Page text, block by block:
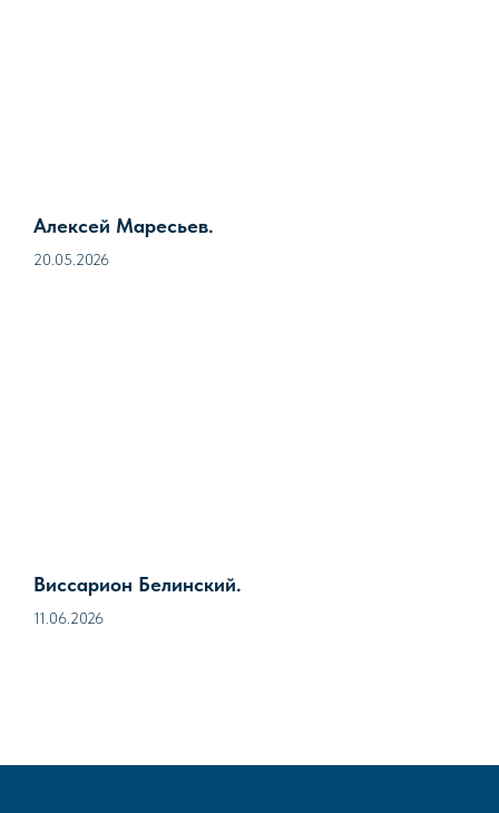
Алексей Маресьев.
20.05.2026
Виссарион Белинский.
11.06.2026